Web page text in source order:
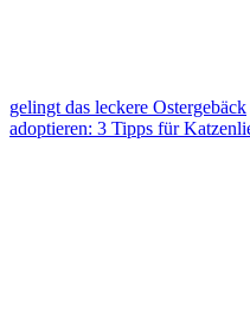
gelingt das leckere Ostergebäck
adoptieren: 3 Tipps für